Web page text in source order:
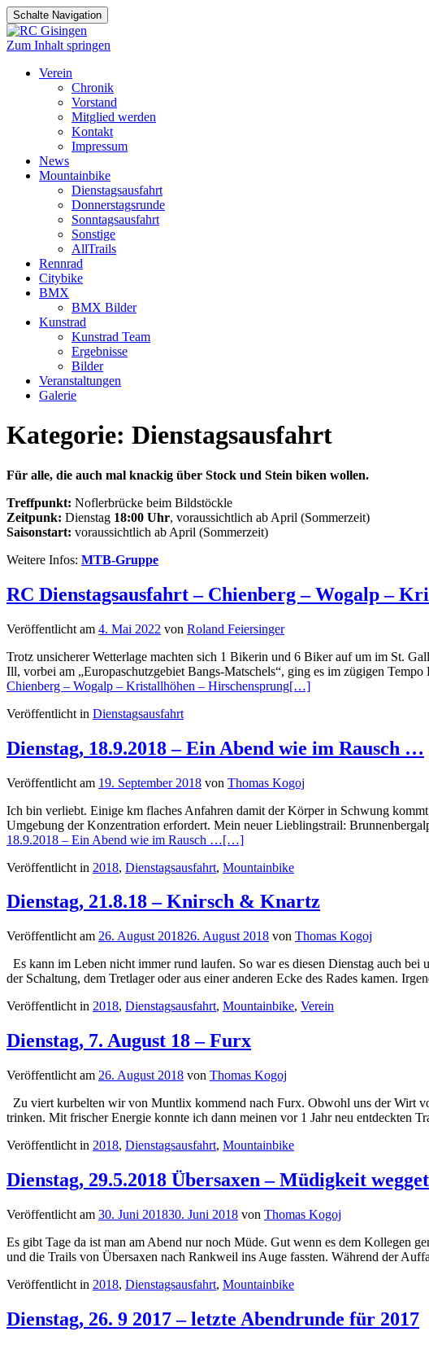
Schalte Navigation
Zum Inhalt springen
Verein
Chronik
Vorstand
Mitglied werden
Kontakt
Impressum
News
Mountainbike
Dienstagsausfahrt
Donnerstagsrunde
Sonntagsausfahrt
Sonstige
AllTrails
Rennrad
Citybike
BMX
BMX Bilder
Kunstrad
Kunstrad Team
Ergebnisse
Bilder
Veranstaltungen
Galerie
Kategorie: Dienstagsausfahrt
Für alle, die auch mal knackig über Stock und Stein biken wollen.
Treffpunkt: Noflerbrücke beim Bildstöckle
Zeitpunk: Dienstag 18:00 Uhr, voraussichtlich ab April (Sommerzeit)
Saisonstart: voraussichtlich ab April (Sommerzeit)
Weitere Infos: MTB-Gruppe
RC Dienstagsausfahrt – Chienberg – Wogalp –
Veröffentlicht am 4. Mai 2022 von Roland Feiersinger
Trotz unsicherer Wetterlage machten sich 1 Bikerin und 6 Biker auf um im St.
Ill, vorbei am „Europaschutzgebiet Bangs-Matschels“, ging es im zügigen
Chienberg – Wogalp – Kristallhöhen – Hirschensprung[…]
Veröffentlicht in Dienstagsausfahrt
Dienstag, 18.9.2018 – Ein Abend wie im Rausch …
Veröffentlicht am 19. September 2018 von Thomas Kogoj
Ich bin verliebt. Einige km flaches Anfahren damit der Körper in Schwung
Umgebung der Konzentration erfordert. Mein neuer Lieblingstrail:
18.9.2018 – Ein Abend wie im Rausch …[…]
Veröffentlicht in 2018, Dienstagsausfahrt, Mountainbike
Dienstag, 21.8.18 – Knirsch & Knartz
Veröffentlicht am 26. August 201826. August 2018 von Thomas Kogoj
Es kann im Leben nicht immer rund laufen. So war es diesen Dienstag auch bei
der Schaltung, dem Tretlager oder aus einer anderen Ecke des Rades kamen.
Veröffentlicht in 2018, Dienstagsausfahrt, Mountainbike, Verein
Dienstag, 7. August 18 – Furx
Veröffentlicht am 26. August 2018 von Thomas Kogoj
Zu viert kurbelten wir von Muntlix kommend nach Furx. Obwohl uns der Wirt
trinken. Mit frischer Energie konnte ich dann meinen vor 1 Jahr neu entdeckten
Veröffentlicht in 2018, Dienstagsausfahrt, Mountainbike
Dienstag, 29.5.2018 Übersaxen – Müdigkeit
Veröffentlicht am 30. Juni 201830. Juni 2018 von Thomas Kogoj
Es gibt Tage da ist man am Abend nur noch Müde. Gut wenn es dem Kollegen
und die Trails von Übersaxen nach Rankweil ins Auge fassten. Während der
Veröffentlicht in 2018, Dienstagsausfahrt, Mountainbike
Dienstag, 26. 9 2017 – letzte Abendrunde für 2017